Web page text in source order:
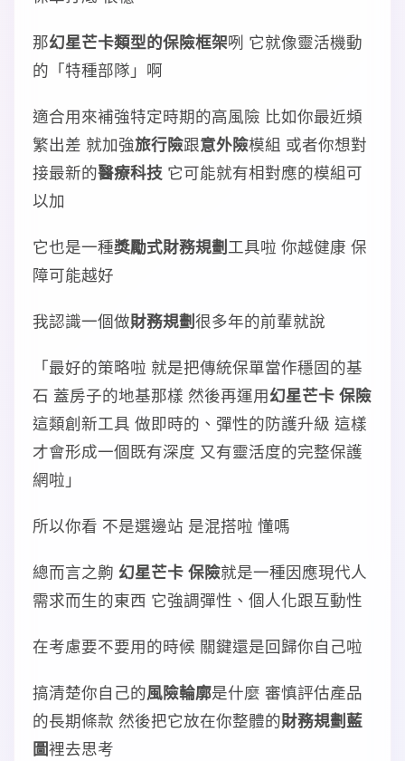
那幻星芒卡類型的保險框架咧 它就像靈活機動
的「特種部隊」啊
適合用來補強特定時期的高風險 比如你最近頻
繁出差 就加強旅行險跟意外險模組 或者你想對
接最新的醫療科技 它可能就有相對應的模組可
以加
它也是一種獎勵式財務規劃工具啦 你越健康 保
障可能越好
我認識一個做財務規劃很多年的前輩就說
「最好的策略啦 就是把傳統保單當作穩固的基
石 蓋房子的地基那樣 然後再運用幻星芒卡 保險
這類創新工具 做即時的、彈性的防護升級 這樣
才會形成一個既有深度 又有靈活度的完整保護
網啦」
所以你看 不是選邊站 是混搭啦 懂嗎
總而言之齁 幻星芒卡 保險就是一種因應現代人
需求而生的東西 它強調彈性、個人化跟互動性
在考慮要不要用的時候 關鍵還是回歸你自己啦
搞清楚你自己的風險輪廓是什麼 審慎評估產品
的長期條款 然後把它放在你整體的財務規劃藍
圖裡去思考